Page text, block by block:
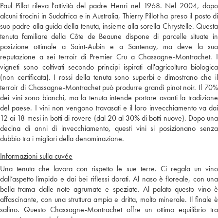
Paul Pillot rileva l'attività del padre Henri nel 1968. Nel 2004, dopo
alcuni tirocini in Sudafrica e in Australia, Thierry Pillot ha preso il posto di
suo padre alla guida della tenuta, insieme alla sorella Chrystelle. Questa
tenuta familiare della Côte de Beaune dispone di parcelle situate in
posizione ottimale a Saint-Aubin e a Santenay, ma deve la sua
reputazione a sei terroir di Premier Cru a Chassagne-Montrachet. I
vigneti sono coltivati secondo principi ispirati all'agricoltura biologica
(non certificata). I rossi della tenuta sono superbi e dimostrano che il
terroir di Chassagne-Montrachet può produrre grandi pinot noir. Il 70%
dei vini sono bianchi, ma la tenuta intende portare avanti la tradizione
del paese. I vini non vengono travasati e il loro invecchiamento va dai
12 ai 18 mesi in botti di rovere (dal 20 al 30% di botti nuove). Dopo una
decina di anni di invecchiamento, questi vini si posizionano senza
dubbio tra i migliori della denominazione.
Informazioni sulla cuvée
Una tenuta che lavora con rispetto le sue terre. Ci regala un vino
dall’aspetto limpido e dai bei riflessi dorati. Al naso è floreale, con una
bella trama dalle note agrumate e speziate. Al palato questo vino è
affascinante, con una struttura ampia e dritta, molto minerale. Il finale è
salino. Questo Chassagne-Montrachet offre un ottimo equilibrio tra